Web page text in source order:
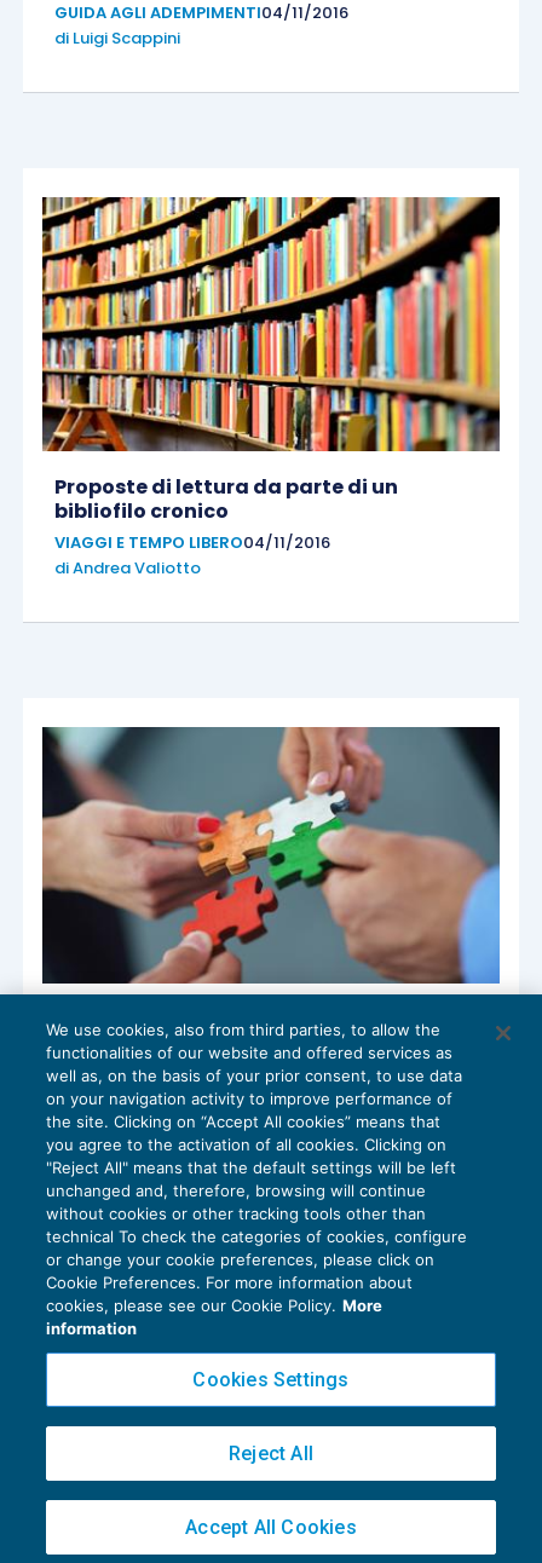
GUIDA AGLI ADEMPIMENTI04/11/2016
di Luigi Scappini
Proposte di lettura da parte di un
bibliofilo cronico
VIAGGI E TEMPO LIBERO04/11/2016
diAndrea Valiotto
Retrodatazione fiscale nella fusione con
società di persone
OPERAZIONI STRAORDINARIE04/11/2016
diEnrico Ferra
Privacy Policy
Cookie Policy
Copyright 2016 ©Gruppo Euroconference S.p.A.v2.32.4
Piazza Luigi Einaudi, 10N01 - 20124 Milano - info@ecnews.it
02776120236
We use cookies, also from third parties, to allow the
functionalities of our website and offered services as
well as, on the basis of your prior consent, to use data
on your navigation activity to improve performance of
the site. Clicking on “Accept All cookies” means that
you agree to the activation of all cookies. Clicking on
"Reject All" means that the default settings will be left
unchanged and, therefore, browsing will continue
without cookies or other tracking tools other than
technical To check the categories of cookies, configure
or change your cookie preferences, please click on
Cookie Preferences. For more information about
cookies, please see our Cookie Policy. More
information
Cookies Settings
Reject All
Accept All Cookies